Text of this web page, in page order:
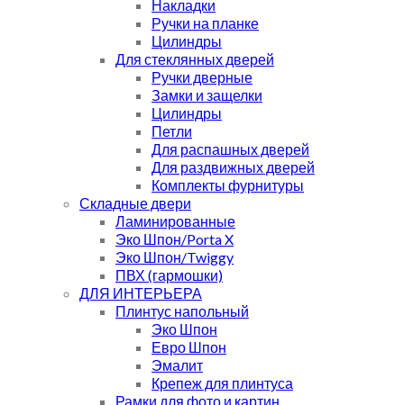
Накладки
Ручки на планке
Цилиндры
Для стеклянных дверей
Ручки дверные
Замки и защелки
Цилиндры
Петли
Для распашных дверей
Для раздвижных дверей
Комплекты фурнитуры
Складные двери
Ламинированные
Эко Шпон/Porta X
Эко Шпон/Twiggy
ПВХ (гармошки)
ДЛЯ ИНТЕРЬЕРА
Плинтус напольный
Эко Шпон
Евро Шпон
Эмалит
Крепеж для плинтуса
Рамки для фото и картин